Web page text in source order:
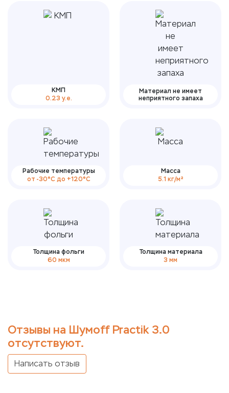
КМП
0.23 у.е.
Материал не имеет
неприятного запаха
Рабочие температуры
от -30°С до +120°С
Масса
5.1 кг/м²
Толщина фольги
60 мкм
Толщина материала
3 мм
Отзывы на Шумoff Practik 3.0
отсутствуют.
Написать отзыв